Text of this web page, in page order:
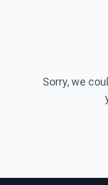
Sorry, we